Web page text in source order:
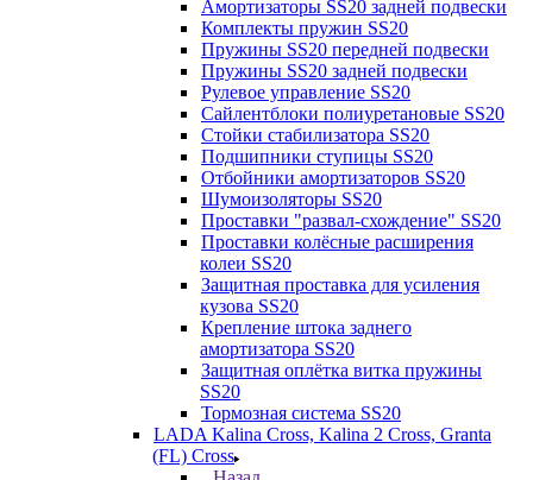
Амортизаторы SS20 задней подвески
Комплекты пружин SS20
Пружины SS20 передней подвески
Пружины SS20 задней подвески
Рулевое управление SS20
Сайлентблоки полиуретановые SS20
Стойки стабилизатора SS20
Подшипники ступицы SS20
Отбойники амортизаторов SS20
Шумоизоляторы SS20
Проставки "развал-схождение" SS20
Проставки колёсные расширения
колеи SS20
Защитная проставка для усиления
кузова SS20
Крепление штока заднего
амортизатора SS20
Защитная оплётка витка пружины
SS20
Тормозная система SS20
LADA Kalina Cross, Kalina 2 Cross, Granta
(FL) Cross